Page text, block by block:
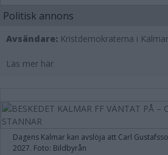
Politisk annons
Avsändare: Kristdemokraterna i Kalmar
Läs mer här
Dagens Kalmar kan avslöja att Carl
2027. Foto: Bildbyrån